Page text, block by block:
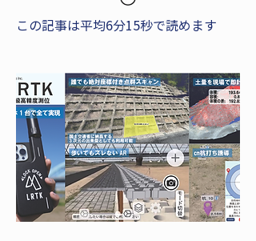
この記事は平均6分15秒で読めます